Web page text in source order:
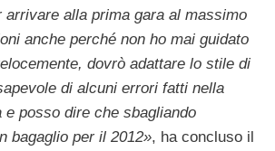
arrivare alla prima gara al massimo
anche perché non ho mai guidato
dovrò adattare lo stile di
di alcuni errori fatti nella
e posso dire che sbagliando
bagaglio per il 2012», ha concluso il